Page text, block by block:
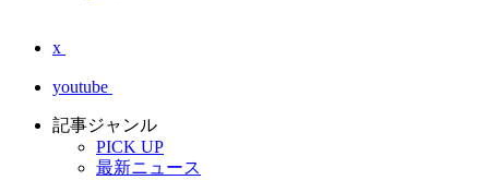
x
youtube
記事ジャンル
PICK UP
最新ニュース